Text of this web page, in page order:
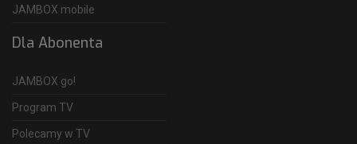
JAMBOX mobile
Dla Abonenta
JAMBOX go!
Program TV
Polecamy w TV